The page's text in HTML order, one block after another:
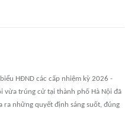
HĐND các cấp nhiệm kỳ 2026 -
vừa trúng cử tại thành phố Hà Nội đã
ra những quyết định sáng suốt, đúng